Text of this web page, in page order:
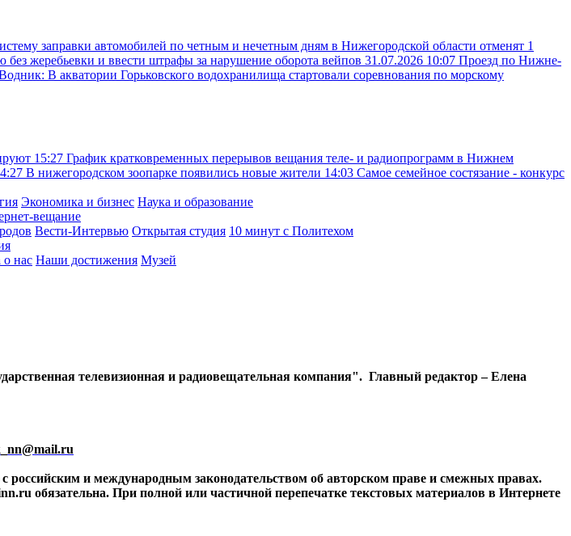
заправки автомобилей по четным и нечетным дням в Нижегородской области отменят 1
без жеребьевки и ввести штрафы за нарушение оборота вейпов 31.07.2026 10:07 Проезд по Нижне-
В акватории Горьковского водохранилища стартовали соревнования по морскому
15:27 График кратковременных перерывов вещания теле- и радиопрограмм в Нижнем
В нижегородском зоопарке появились новые жители 14:03 Самое семейное состязание - конкурс
Экономика и бизнес Наука и образование
вещание
Вести-Интервью Открытая студия 10 минут с Политехом
о нас Наши достижения Музей
телевизионная и радиовещательная компания". Главный редактор – Елена
и международным законодательством об авторском праве и смежных правах.
обязательна. При полной или частичной перепечатке текстовых материалов в Интернете